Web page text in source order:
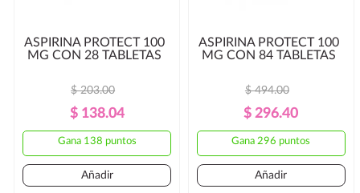
ASPIRINA PROTECT 100
MG CON 28 TABLETAS
Precio
Regular
$ 203.00
Precio
$ 138.04
Gana 138 puntos
Añadir
ASPIRINA PROTECT 100
MG CON 84 TABLETAS
Precio
Regular
$ 494.00
Precio
$ 296.40
Gana 296 puntos
Añadir